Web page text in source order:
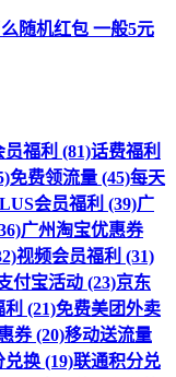
随机红包 一般5元
福利 (81)话费福利
免费领流量 (45)每天
会员福利 (39)广
广州淘宝优惠券
视频会员福利 (31)
付宝活动 (23)京东
利 (21)免费美团外卖
券 (20)移动送流量
换 (19)联通积分兑